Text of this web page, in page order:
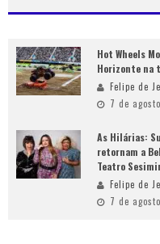
Hot Wheels
Horizonte na
Felipe de
7 de
As Hilárias:
retornam a
Teatro
Felipe de
7 de